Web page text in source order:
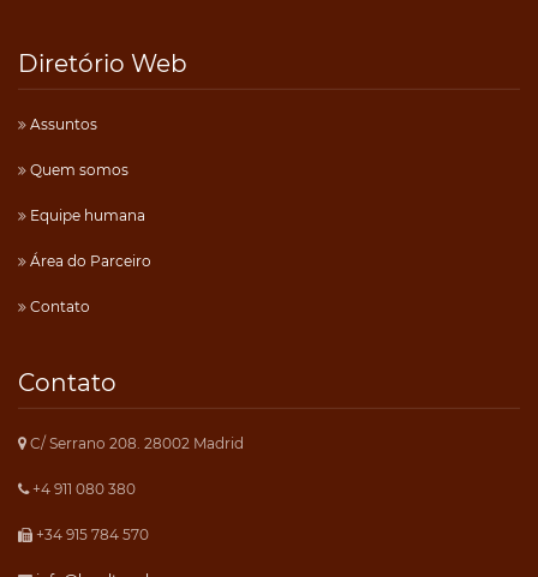
Diretório Web
Assuntos
Quem somos
Equipe humana
Área do Parceiro
Contato
Contato
C/ Serrano 208. 28002 Madrid
+4 911 080 380
+34 915 784 570